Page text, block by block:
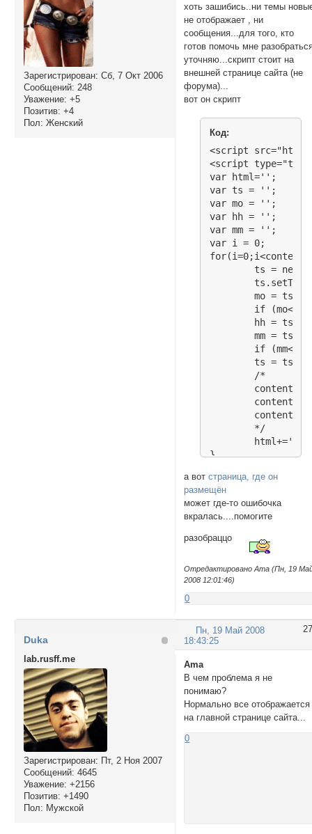
Зарегистрирован: Сб, 7 Окт 2006
Сообщений: 248
Уважение: +5
Позитив: +4
Пол: Женский
хоть зашибись..ни темы
не отображает , ни
сообщения...для того, кто
готов помочь мне
уточняю...скрипт стоит на
внешней странице сайта (не
форума)...
вот он скрипт
Код:
<script
<script
var html='';
var ts = '';
var mo = '';
var hh = '';
var mm = '';
var i = 0;
	mo = ts.getMonth()+1;
	mm = ts.getMinutes()+'';
}
</script>
а вотстраница, где он
размещён
может где-то ошибочка
вкралась....помогите
разобраццо
Отредактировано Ama (Пн, 19
2008 12:01:46)
0
27
Пн, 19 Май 2008
18:43:25
Duka
lab.rusff.me
Зарегистрирован: Пт, 2 Ноя 2007
Сообщений: 4645
Уважение: +2156
Позитив: +1490
Пол: Мужской
Ama
В чем проблема я не
понимаю?
Нормально все отображается
на главной странице сайта...
0